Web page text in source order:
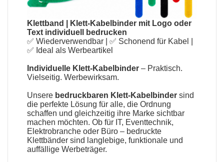
Klettband
Klett-Kabelbinder mit Logo oder
Text individuell bedrucken
✅ Wiederverwendbar | ✅ Schonend für Kabel |
✅ Ideal als Werbeartikel
Individuelle Klett-Kabelbinder – Praktisch.
Vielseitig. Werbewirksam.
Unsere bedruckbaren Klett-Kabelbinder sind
die perfekte Lösung für alle, die Ordnung
schaffen und gleichzeitig ihre Marke sichtbar
machen möchten. Ob für IT, Eventtechnik,
Elektrobranche oder Büro – bedruckte
Klettbänder sind langlebige, funktionale und
auffällige Werbeträger.